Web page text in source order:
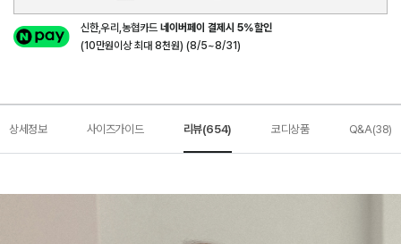
신한,우리,농협카드네이버페이 결제시 5%할인
(10만원이상 최대 8천원) (8/5~8/31)
상세정보 사이즈가이드 리뷰(654) 코디상품 Q&A(38)